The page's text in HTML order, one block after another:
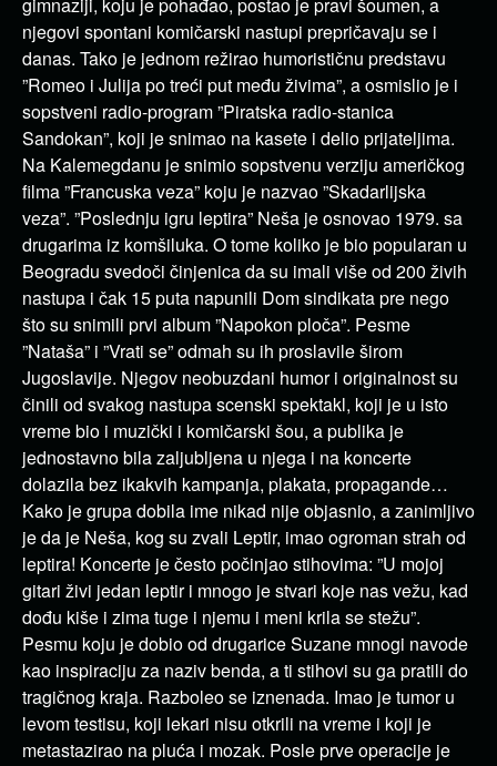
njegovi spontani komičarski nastupi prepričavaju se i
danas. Tako je jednom režirao humorističnu predstavu
”Romeo i Julija po treći put među živima”, a osmislio je i
sopstveni radio-program ”Piratska radio-stanica
Sandokan”, koji je snimao na kasete i delio prijateljima.
Na Kalemegdanu je snimio sopstvenu verziju američkog
filma ”Francuska veza” koju je nazvao ”Skadarlijska
veza”. ”Poslednju igru leptira” Neša je osnovao 1979. sa
drugarima iz komšiluka. O tome koliko je bio popularan u
Beogradu svedoči činjenica da su imali više od 200 živih
nastupa i čak 15 puta napunili Dom sindikata pre nego
što su snimili prvi album ”Napokon ploča”. Pesme
”Nataša” i ”Vrati se” odmah su ih proslavile širom
Jugoslavije. Njegov neobuzdani humor i originalnost su
činili od svakog nastupa scenski spektakl, koji je u isto
vreme bio i muzički i komičarski šou, a publika je
jednostavno bila zaljubljena u njega i na koncerte
dolazila bez ikakvih kampanja, plakata, propagande…
Kako je grupa dobila ime nikad nije objasnio, a zanimljivo
je da je Neša, kog su zvali Leptir, imao ogroman strah od
leptira! Koncerte je često počinjao stihovima: ”U mojoj
gitari živi jedan leptir i mnogo je stvari koje nas vežu, kad
dođu kiše i zima tuge i njemu i meni krila se stežu”.
Pesmu koju je dobio od drugarice Suzane mnogi navode
kao inspiraciju za naziv benda, a ti stihovi su ga pratili do
tragičnog kraja. Razboleo se iznenada. Imao je tumor u
levom testisu, koji lekari nisu otkrili na vreme i koji je
metastazirao na pluća i mozak. Posle prve operacije je